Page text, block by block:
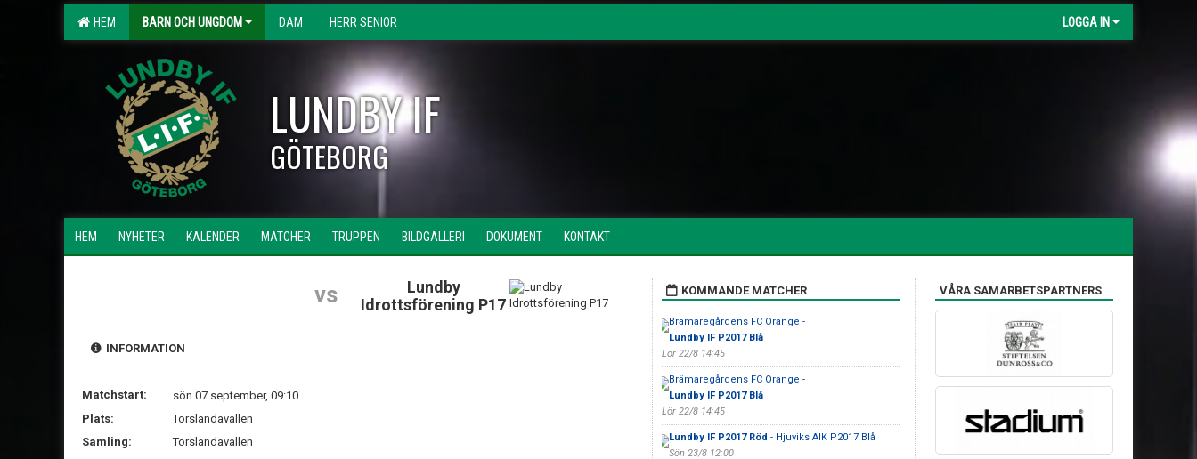
HEM BARN OCH UNGDOM DAM HERR SENIOR LOGGA IN
LUNDBY IF
GÖTEBORG
HEM NYHETER KALENDER MATCHER TRUPPEN BILDGALLERI DOKUMENT KONTAKT
vs
Lundby
Idrottsförening P17
INFORMATION
Matchstart:
sön 07 september, 09:10
Plats:
Torslandavallen
Samling:
Torslandavallen
KOMMANDE MATCHER
Brämaregårdens FC Orange -
Lundby IF P2017 Blå
Lör 22/8 14:45
Brämaregårdens FC Orange -
Lundby IF P2017 Blå
Lör 22/8 14:45
Lundby IF P2017 Röd - Hjuviks AIK P2017 Blå
Sön 23/8 12:00
VÅRA SAMARBETSPARTNERS